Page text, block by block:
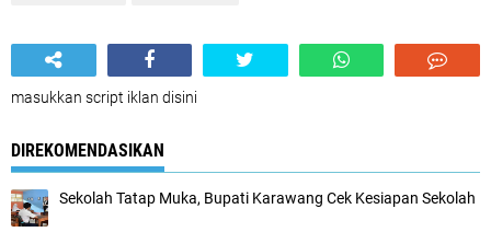
masukkan script iklan disini
DIREKOMENDASIKAN
Sekolah Tatap Muka, Bupati Karawang Cek Kesiapan Sekolah